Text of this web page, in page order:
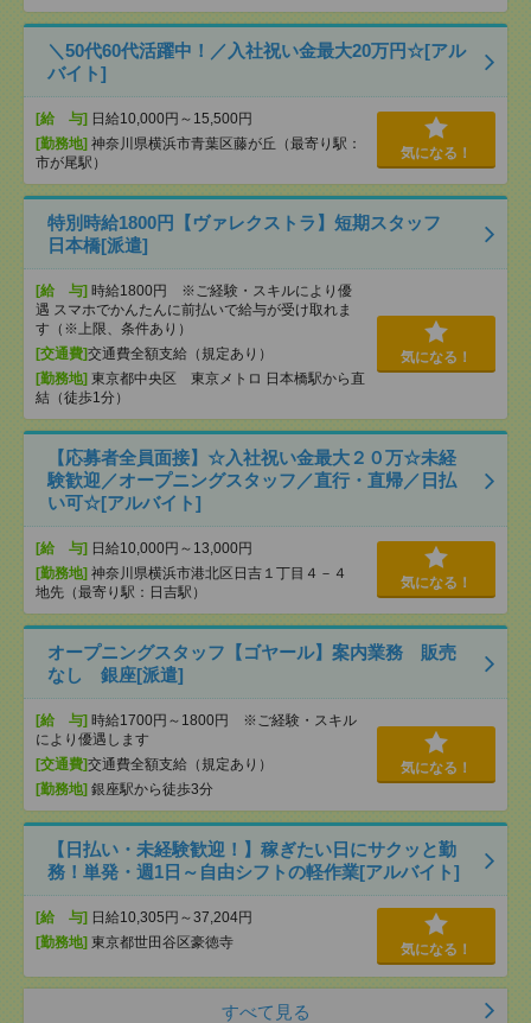
＼50代60代活躍中！／入社祝い金最大20万円☆[アル
バイト]
[給 与] 日給10,000円～15,500円
[勤務地] 神奈川県横浜市青葉区藤が丘（最寄り駅：
市が尾駅）
気になる！
特別時給1800円【ヴァレクストラ】短期スタッフ
日本橋[派遣]
[給 与] 時給1800円 ※ご経験・スキルにより優
遇 スマホでかんたんに前払いで給与が受け取れま
す（※上限、条件あり）
[交通費]交通費全額支給（規定あり）
[勤務地] 東京都中央区 東京メトロ 日本橋駅から直
結（徒歩1分）
気になる！
【応募者全員面接】☆入社祝い金最大２０万☆未経
験歓迎／オープニングスタッフ／直行・直帰／日払
い可☆[アルバイト]
[給 与] 日給10,000円～13,000円
[勤務地] 神奈川県横浜市港北区日吉１丁目４－４
地先（最寄り駅：日吉駅）
気になる！
オープニングスタッフ【ゴヤール】案内業務 販売
なし 銀座[派遣]
[給 与] 時給1700円～1800円 ※ご経験・スキル
により優遇します
[交通費]交通費全額支給（規定あり）
[勤務地] 銀座駅から徒歩3分
気になる！
【日払い・未経験歓迎！】稼ぎたい日にサクッと勤
務！単発・週1日～自由シフトの軽作業[アルバイト]
[給 与] 日給10,305円～37,204円
[勤務地] 東京都世田谷区豪徳寺 気になる！
すべて見る